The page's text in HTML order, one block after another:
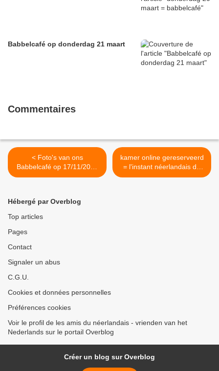
Babbelcafé op donderdag 21 maart
Commentaires
< Foto's van ons
Babbelcafé op 17/11/2022
(met dank aan Wouter)
kamer online gereserveerd
= l'instant néerlandais du
jour (2022_11_21) >
Hébergé par Overblog
Top articles
Pages
Contact
Signaler un abus
C.G.U.
Cookies et données personnelles
Préférences cookies
Voir le profil de les amis du néerlandais - vrienden van het
Nederlands sur le portail Overblog
Créer un blog sur Overblog